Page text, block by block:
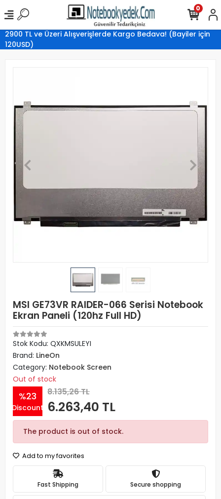
2900 TL ve Üzeri Alışverişlerde Kargo Bedava! (Bayiler için
120USD)
0
MSI GE73VR RAIDER-066 Serisi Notebook
Ekran Paneli (120hz Full HD)
Stok Kodu: QXKMSULEYI
Brand: LineOn
Category: Notebook Screen
Out of stock
%23
Discount
8.135,26 TL
6.263,40 TL
The product is out of stock.
Add to my favorites
Fast Shipping Secure shopping